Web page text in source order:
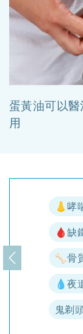
蛋黃油可以
用
👃哮
🩸缺
🦴骨
💧夜
鬼剃
上一頁